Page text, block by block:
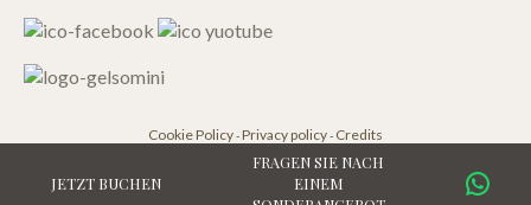
JETZT BUCHEN
FRAGEN SIE NACH
EINEM
Cookie Policy-Privacy policy- Credits